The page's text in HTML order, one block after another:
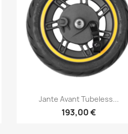
Aperçu rapide
Jante Avant Tubeless...
193,00 €